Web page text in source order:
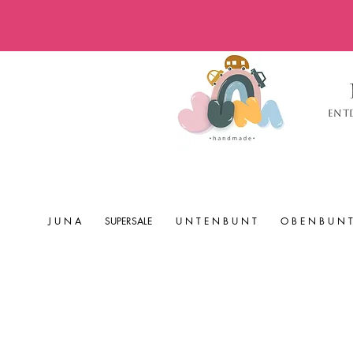
J U N A SUPERSALE U N T E N B U N T O B E N B U N T